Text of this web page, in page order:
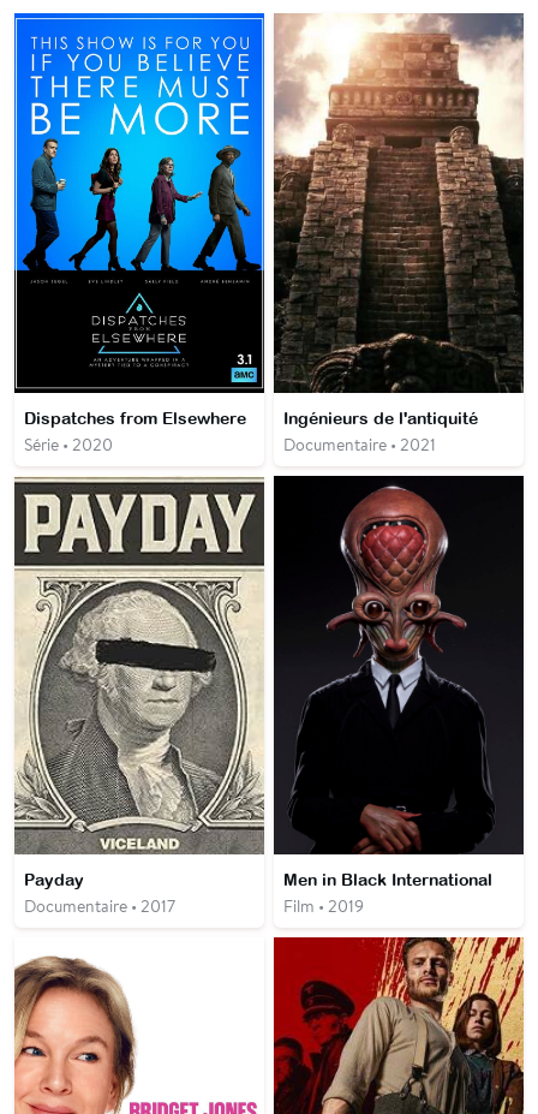
Dispatches from Elsewhere
Série • 2020
Ingénieurs de l'antiquité
Documentaire • 2021
Payday
Documentaire • 2017
Men in Black International
Film • 2019